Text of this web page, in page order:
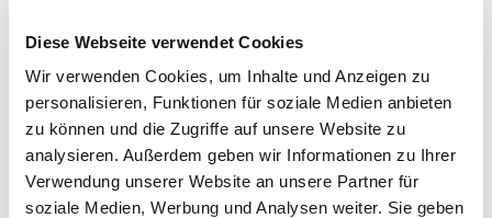
Diese Webseite verwendet Cookies
Wir verwenden Cookies, um Inhalte und Anzeigen zu
personalisieren, Funktionen für soziale Medien anbieten
zu können und die Zugriffe auf unsere Website zu
analysieren. Außerdem geben wir Informationen zu Ihrer
Verwendung unserer Website an unsere Partner für
soziale Medien, Werbung und Analysen weiter. Sie geben
Holen Sie sich noch heute Ihre
kostenlose Beratung
Haben auch Sie einen Zahlungskonflikt mit Ihrem
Handelspartner, den Sie so schnell wie möglich lösen
möchten? Dann zögern Sie bitte nicht, uns zu